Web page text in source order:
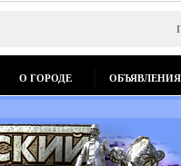
О ГОРОДЕ ОБЪЯВЛЕНИЯ